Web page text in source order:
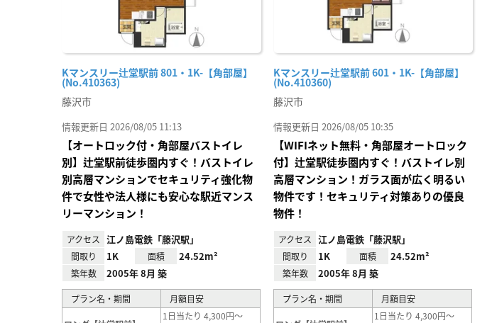
Kマンスリー辻堂駅前 801・1K-【角部屋】
(No.410363)
藤沢市
情報更新日 2026/08/05 11:13
【オートロック付・角部屋バストイレ
別】辻堂駅前徒歩圏内すぐ！バストイレ
別高層マンションでセキュリティ強化物
件で女性や法人様にも安心な駅近マンス
リーマンション！
アクセス 江ノ島電鉄「藤沢駅」
間取り 1K 面積 24.52m²
築年数 2005年 8月 築
プラン名・期間 月額目安
1日当たり 4,300円～
Kマンスリー辻堂駅前 601・1K-【角部屋】
(No.410360)
藤沢市
情報更新日 2026/08/05 10:35
【WIFIネット無料・角部屋オートロック
付】辻堂駅徒歩圏内すぐ！バストイレ別
高層マンション！ガラス面が広く明るい
物件です！セキュリティ対策ありの優良
物件！
アクセス 江ノ島電鉄「藤沢駅」
間取り 1K 面積 24.52m²
築年数 2005年 8月 築
プラン名・期間 月額目安
1日当たり 4,300円～